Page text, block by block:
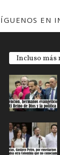
EN
Incluso más